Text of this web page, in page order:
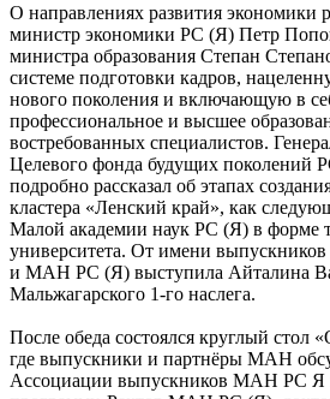
О направлениях развития экономики
министр экономики РС (Я) Петр
министра образования Степан
системе подготовки кадров,
нового поколения и включающую в
профессиональное и высшее
востребованных специалистов.
Целевого фонда будущих поколений
подробно рассказал об этапах
кластера «Ленский край», как
Малой академии наук РС (Я) в форме
университета. От имени
и МАН РС (Я) выступила Айталина
Мальжагарского 1-го наслега.
После обеда состоялся круглый
где выпускники и партнёры МАН
Ассоциации выпускников МАН РС Я